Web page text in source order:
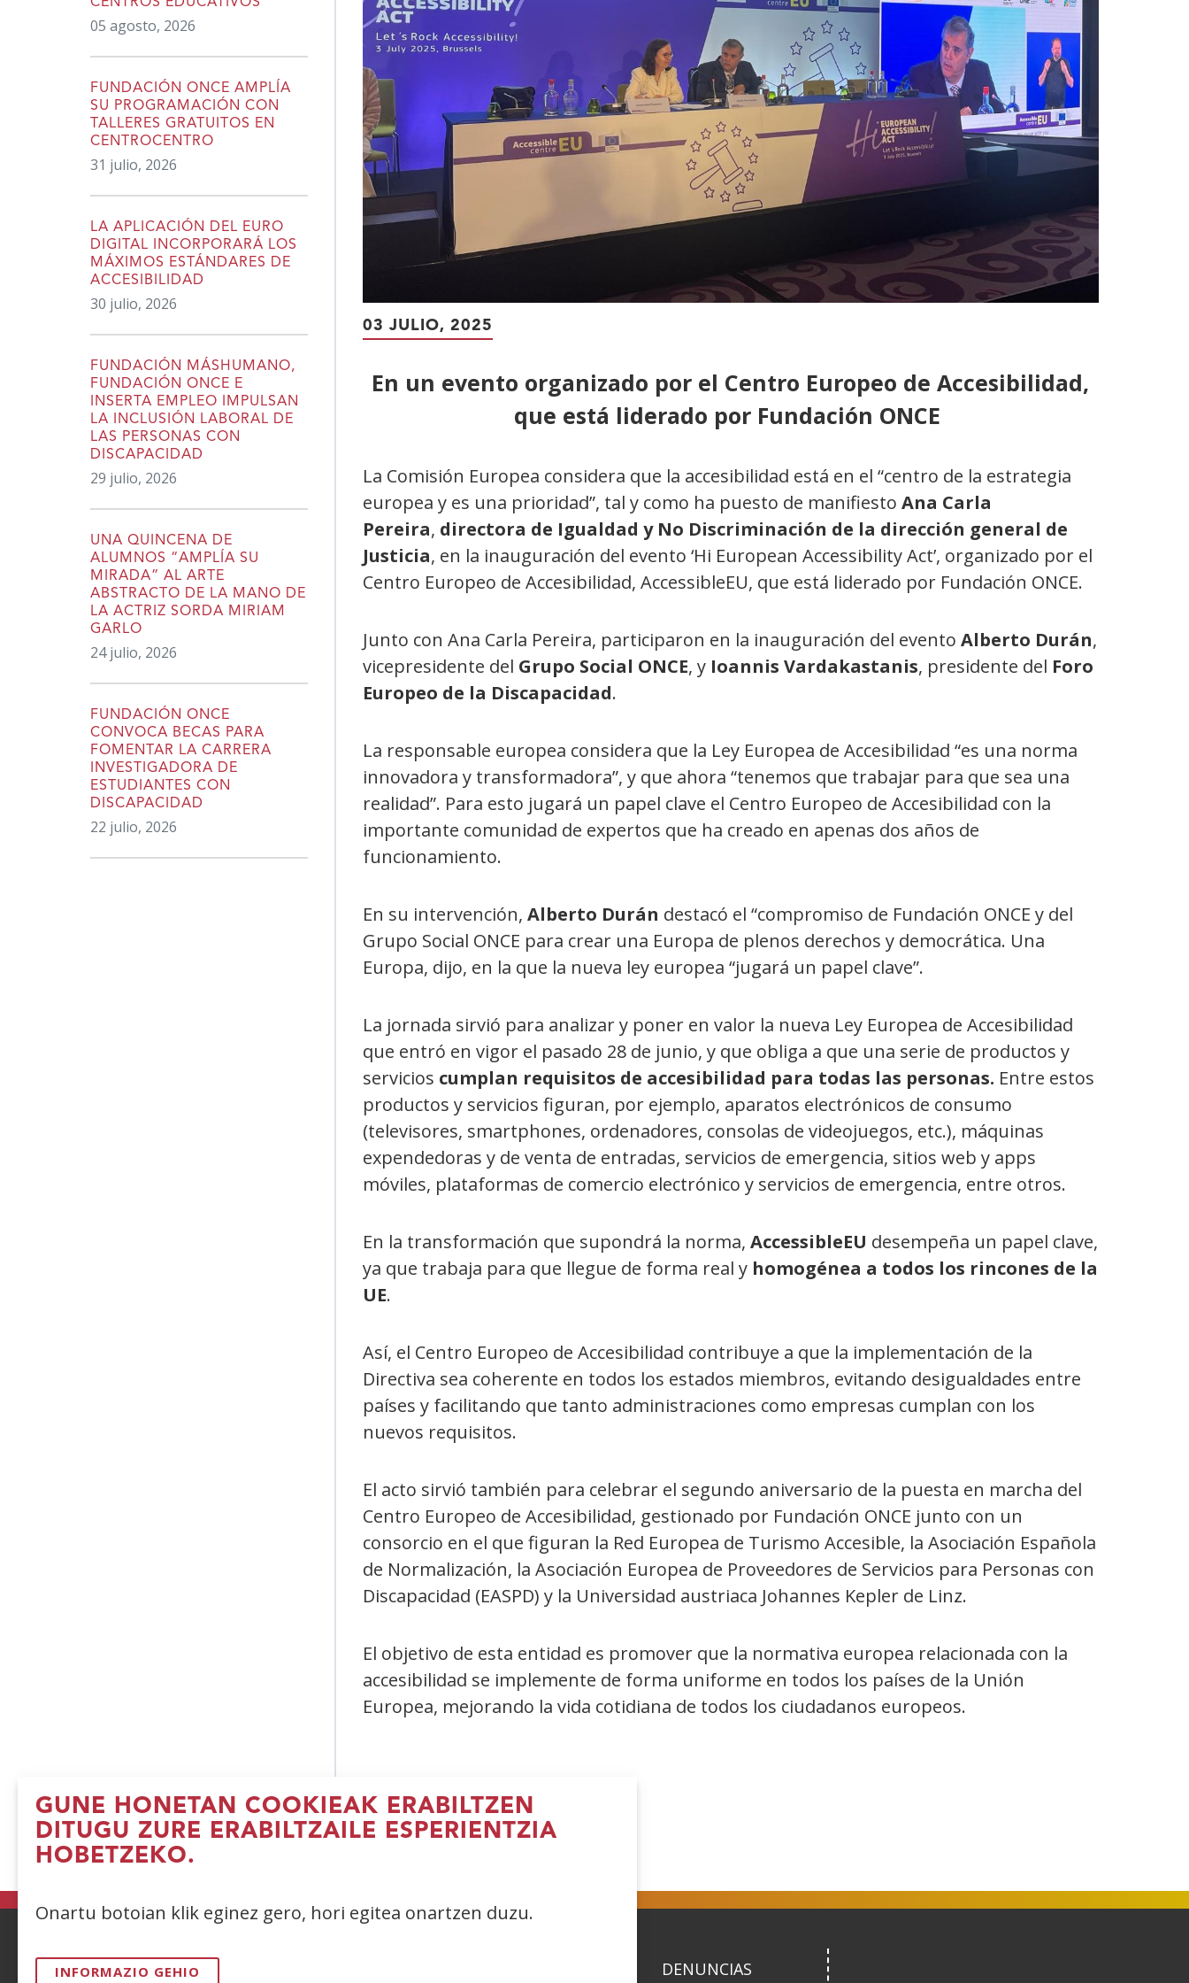
GUNE HONETAN COOKIEAK ERABILTZEN
DITUGU ZURE ERABILTZAILE ESPERIENTZIA
HOBETZEKO.
Onartu botoian klik eginez gero, hori egitea onartzen duzu.
INFORMAZIO GEHIO
03 JULIO, 2025
En un evento organizado por el Centro Europeo de Accesibilidad,
que está liderado por Fundación ONCE
La Comisión Europea considera que la accesibilidad está en el “centro de la estrategia
europea y es una prioridad”, tal y como ha puesto de manifiesto Ana Carla
Pereira, directora de Igualdad y No Discriminación de la dirección general de
Justicia, en la inauguración del evento ‘Hi European Accessibility Act’, organizado por el
Centro Europeo de Accesibilidad, AccessibleEU, que está liderado por Fundación ONCE.
Junto con Ana Carla Pereira, participaron en la inauguración del evento Alberto Durán,
vicepresidente del Grupo Social ONCE, y Ioannis Vardakastanis, presidente del Foro
Europeo de la Discapacidad.
La responsable europea considera que la Ley Europea de Accesibilidad “es una norma
innovadora y transformadora”, y que ahora “tenemos que trabajar para que sea una
realidad”. Para esto jugará un papel clave el Centro Europeo de Accesibilidad con la
importante comunidad de expertos que ha creado en apenas dos años de
funcionamiento.
En su intervención, Alberto Durán destacó el “compromiso de Fundación ONCE y del
Grupo Social ONCE para crear una Europa de plenos derechos y democrática. Una
Europa, dijo, en la que la nueva ley europea “jugará un papel clave”.
La jornada sirvió para analizar y poner en valor la nueva Ley Europea de Accesibilidad
que entró en vigor el pasado 28 de junio, y que obliga a que una serie de productos y
servicios cumplan requisitos de accesibilidad para todas las personas. Entre estos
productos y servicios figuran, por ejemplo, aparatos electrónicos de consumo
(televisores, smartphones, ordenadores, consolas de videojuegos, etc.), máquinas
expendedoras y de venta de entradas, servicios de emergencia, sitios web y apps
móviles, plataformas de comercio electrónico y servicios de emergencia, entre otros.
En la transformación que supondrá la norma, AccessibleEU desempeña un papel clave,
ya que trabaja para que llegue de forma real y homogénea a todos los rincones de la
UE.
Así, el Centro Europeo de Accesibilidad contribuye a que la implementación de la
Directiva sea coherente en todos los estados miembros, evitando desigualdades entre
países y facilitando que tanto administraciones como empresas cumplan con los
nuevos requisitos.
El acto sirvió también para celebrar el segundo aniversario de la puesta en marcha del
Centro Europeo de Accesibilidad, gestionado por Fundación ONCE junto con un
consorcio en el que figuran la Red Europea de Turismo Accesible, la Asociación Española
de Normalización, la Asociación Europea de Proveedores de Servicios para Personas con
Discapacidad (EASPD) y la Universidad austriaca Johannes Kepler de Linz.
El objetivo de esta entidad es promover que la normativa europea relacionada con la
accesibilidad se implemente de forma uniforme en todos los países de la Unión
Europea, mejorando la vida cotidiana de todos los ciudadanos europeos.
berrian)berrian)berrian)berrian)
05 agosto, 2026
FUNDACIÓN ONCE AMPLÍA
SU PROGRAMACIÓN CON
TALLERES GRATUITOS EN
CENTROCENTRO
31 julio, 2026
LA APLICACIÓN DEL EURO
DIGITAL INCORPORARÁ LOS
MÁXIMOS ESTÁNDARES DE
ACCESIBILIDAD
30 julio, 2026
FUNDACIÓN MÁSHUMANO,
FUNDACIÓN ONCE E
INSERTA EMPLEO IMPULSAN
LA INCLUSIÓN LABORAL DE
LAS PERSONAS CON
DISCAPACIDAD
29 julio, 2026
UNA QUINCENA DE
ALUMNOS “AMPLÍA SU
MIRADA” AL ARTE
ABSTRACTO DE LA MANO DE
LA ACTRIZ SORDA MIRIAM
GARLO
24 julio, 2026
FUNDACIÓN ONCE
CONVOCA BECAS PARA
FOMENTAR LA CARRERA
INVESTIGADORA DE
ESTUDIANTES CON
DISCAPACIDAD
22 julio, 2026
ACCESIBILIDAD DENUNCIAS